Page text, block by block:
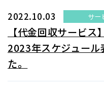
2022.10.03 サー
【代金回収サービス
2023年スケジュール
た。